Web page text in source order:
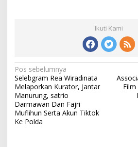
Ikuti Kami
N
a
v
i
g
Pos sebelumnya
Selebgram Rea Wiradinata
Melaporkan Kurator, Jantar
Manurung, satrio
Darmawan Dan Fajri
Muflihun Serta Akun Tiktok
Ke Polda